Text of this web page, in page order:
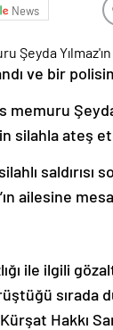
News
ve bir
silahla ateş
saldırısı
ailesine
ile ilgili
sırada
Hakkı